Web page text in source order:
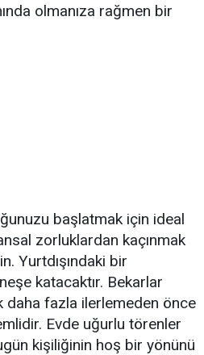
olmanıza rağmen bir
başlatmak için ideal
zorluklardan kaçınmak
Yurtdışındaki bir
katacaktır. Bekarlar
daha fazla ilerlemeden önce
Evde uğurlu törenler
kişiliğinin hoş bir yönünü